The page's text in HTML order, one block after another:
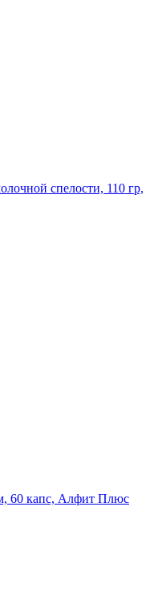
спелости, 110 гр,
60 капс, Алфит Плюс